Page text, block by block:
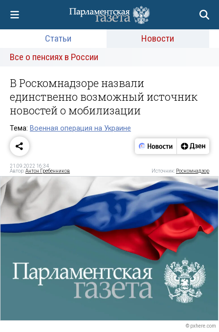
Статьи
Новости
Все о пенсиях в России
В Роскомнадзоре назвали
единственно возможный источник
новостей о мобилизации
Тема: Военная операция на Украине
21.09.2022 16:34
Автор:Антон Гребенников Источник: Роскомнадзор
© pxhere.com